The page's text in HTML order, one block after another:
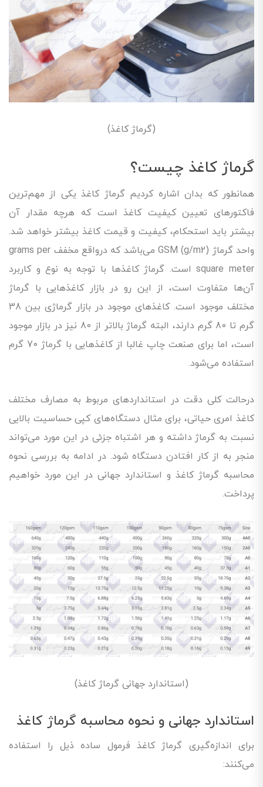
(گرماژ کاغذ)
گرماژ کاغذ چیست؟
همانطور که بدان اشاره کردیم گرماژ کاغذ یکی از مهم‌ترین
فاکتورهای تعیین کیفیت کاغذ است که هرچه مقدار آن
بیشتر باید استحکام، کیفیت و قیمت کاغذ بیشتر خواهد شد.
واحد گرماژ GSM (g/m2) می‌باشد که درواقع مخفف grams per
square meter است. گرماژ کاغذها با توجه به نوع و کاربرد
آن‌ها متفاوت است، از این رو در بازار کاغذهایی با گرماژ
مختلف موجود است. کاغذهای موجود در بازار گرماژی بین 38
گرم تا 80 گرم دارند، البته گرماژ بالاتر از 80 نیز در بازار موجود
است، اما برای صنعت چاپ غالبا از کاغذهایی با گرماژ 70 گرم
استفاده می‌شود.
درحالت کلی دقت در استانداردهای مربوط به مصارف مختلف
کاغذ امری حیاتی، برای مثال دستگاه‌های کپی حساسیت بالایی
نسبت به گرماژ داشته و هر اشتباه جزئی در این مورد می‌تواند
منجر به از کار افتادن دستگاه شود. در ادامه به بررسی نحوه
محاسبه گرماژ کاغذ و استاندارد جهانی در این مورد خواهیم
پرداخت.
(استاندارد جهانی گرماژ کاغذ)
استاندارد جهانی و نحوه محاسبه گرماژ کاغذ
برای اندازه‌گیری گرماژ کاغذ فرمول ساده ذیل را استفاده
می‌کنند: